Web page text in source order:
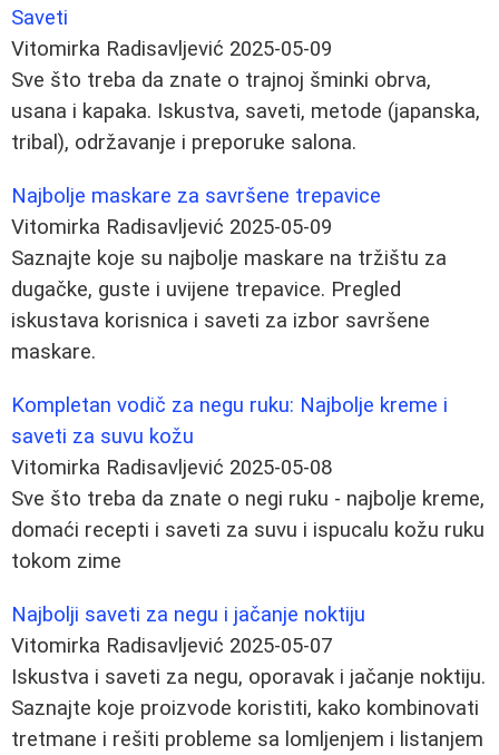
Saveti
Vitomirka Radisavljević 2025-05-09
Sve što treba da znate o trajnoj šminki obrva,
usana i kapaka. Iskustva, saveti, metode (japanska,
tribal), održavanje i preporuke salona.
Najbolje maskare za savršene trepavice
Vitomirka Radisavljević 2025-05-09
Saznajte koje su najbolje maskare na tržištu za
dugačke, guste i uvijene trepavice. Pregled
iskustava korisnica i saveti za izbor savršene
maskare.
Kompletan vodič za negu ruku: Najbolje kreme i
saveti za suvu kožu
Vitomirka Radisavljević 2025-05-08
Sve što treba da znate o negi ruku - najbolje kreme,
domaći recepti i saveti za suvu i ispucalu kožu ruku
tokom zime
Najbolji saveti za negu i jačanje noktiju
Vitomirka Radisavljević 2025-05-07
Iskustva i saveti za negu, oporavak i jačanje noktiju.
Saznajte koje proizvode koristiti, kako kombinovati
tretmane i rešiti probleme sa lomljenjem i listanjem